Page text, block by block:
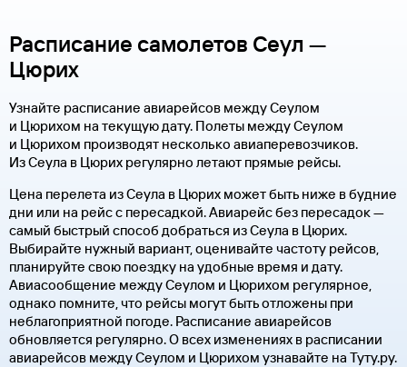
Расписание самолетов Сеул —
Цюрих
Узнайте расписание авиарейсов между Сеулом
и Цюрихом на текущую дату. Полеты между Сеулом
и Цюрихом производят несколько авиаперевозчиков.
Из Сеула в Цюрих регулярно летают прямые рейсы.
Цена перелета из Сеула в Цюрих может быть ниже в будние
дни или на рейс с пересадкой. Авиарейс без пересадок —
самый быстрый способ добраться из Сеула в Цюрих.
Выбирайте нужный вариант, оценивайте частоту рейсов,
планируйте свою поездку на удобные время и дату.
Авиасообщение между Сеулом и Цюрихом регулярное,
однако помните, что рейсы могут быть отложены при
неблагоприятной погоде. Расписание авиарейсов
обновляется регулярно. О всех изменениях в расписании
авиарейсов между Сеулом и Цюрихом узнавайте на Туту.ру.